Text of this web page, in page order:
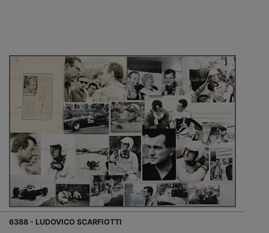
6388 - LUDOVICO SCARFIOTTI